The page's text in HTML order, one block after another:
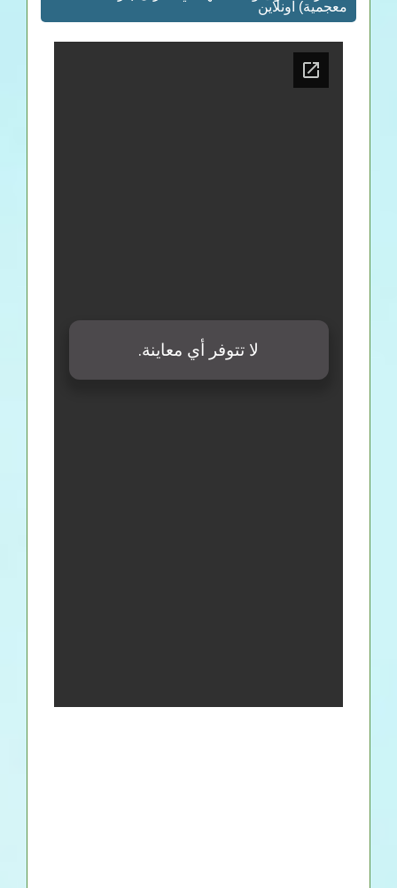
معجمية) اونلاين